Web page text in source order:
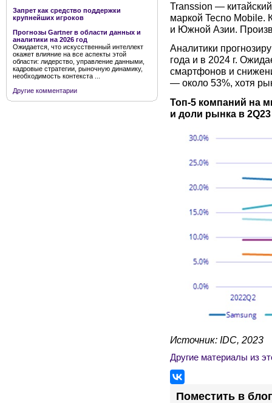
Запрет как средство поддержки
крупнейших игроков
Прогнозы Gartner в области данных и
аналитики на 2026 год
Ожидается, что искусственный интеллект
окажет влияние на все аспекты этой
области: лидерство, управление данными,
кадровые стратегии, рыночную динамику,
необходимость контекста ...
Другие комментарии
Transsion —
маркой Tecno
и Южной Азии.
Аналитики
года и в 2024 г.
смартфонов и
— около 53%, хотя
Топ-5 компаний на
и доли рынка в 2Q23
Источник: IDC, 2023
Другие материалы из
Поместить в блог